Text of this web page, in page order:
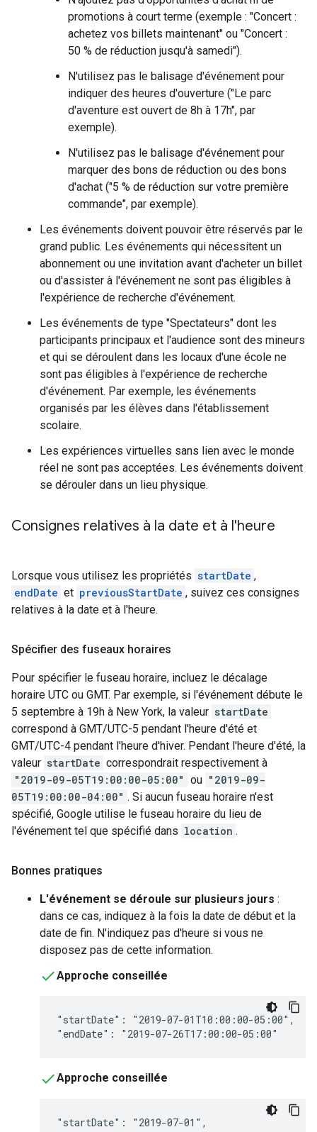
promotions à court terme (exemple : "Concert :
achetez vos billets maintenant" ou "Concert :
50 % de réduction jusqu'à samedi").
N'utilisez pas le balisage d'événement pour
indiquer des heures d'ouverture ("Le parc
d'aventure est ouvert de 8h à 17h", par
exemple).
N'utilisez pas le balisage d'événement pour
marquer des bons de réduction ou des bons
d'achat ("5 % de réduction sur votre première
commande", par exemple).
Les événements doivent pouvoir être réservés par le
grand public. Les événements qui nécessitent un
abonnement ou une invitation avant d'acheter un billet
ou d'assister à l'événement ne sont pas éligibles à
l'expérience de recherche d'événement.
Les événements de type "Spectateurs" dont les
participants principaux et l'audience sont des mineurs
et qui se déroulent dans les locaux d'une école ne
sont pas éligibles à l'expérience de recherche
d'événement. Par exemple, les événements
organisés par les élèves dans l'établissement
scolaire.
Les expériences virtuelles sans lien avec le monde
réel ne sont pas acceptées. Les événements doivent
se dérouler dans un lieu physique.
Consignes relatives à la date et à l'heure
Lorsque vous utilisez les propriétés startDate ,
endDate et previousStartDate , suivez ces consignes
relatives à la date et à l'heure.
Spécifier des fuseaux horaires
Pour spécifier le fuseau horaire, incluez le décalage
horaire UTC ou GMT. Par exemple, si l'événement débute le
5 septembre à 19h à New York, la valeur startDate
correspond à GMT/UTC-5 pendant l'heure d'été et
GMT/UTC-4 pendant l'heure d'hiver. Pendant l'heure d'été, la
valeur startDate correspondrait respectivement à
"2019-09-05T19:00:00-05:00" ou "2019-09-
05T19:00:00-04:00" . Si aucun fuseau horaire n'est
spécifié, Google utilise le fuseau horaire du lieu de
l'événement tel que spécifié dans location .
Bonnes pratiques
L'événement se déroule sur plusieurs jours :
dans ce cas, indiquez à la fois la date de début et la
date de fin. N'indiquez pas d'heure si vous ne
disposez pas de cette information.
Approche conseillée
"startDate": "2019-07-01T10:00:00-05:00",
"endDate": "2019-07-26T17:00:00-05:00"
Approche conseillée
"startDate": "2019-07-01",